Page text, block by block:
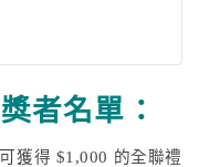
者名單：
獲得 $1,000 的全聯禮